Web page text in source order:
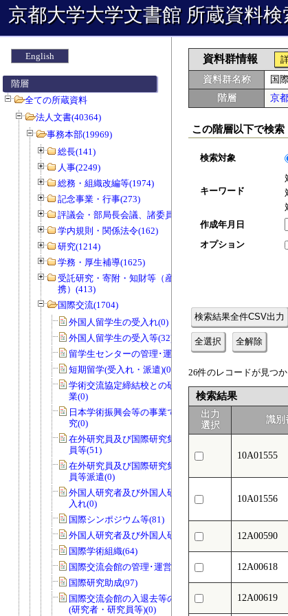
京都大学大学文書館 所蔵資料
English
階層
全ての所蔵資料
法人文書(40364)
事務本部(19969)
総長(141)
人事(2249)
総務・組織改編等(1974)
記念事業・行事(273)
評議会・部局長会議、諸委員会等(1466)
学内規則・関係法令(162)
研究(1214)
学務・厚生補導(1625)
受託研究・寄附・知財等（産官学連
携）(413)
国際交流(1704)
外国人留学生の受入れ(0)
外国人留学生の受入等(32)
留学生センターの管理･運営(0)
短期留学(受入れ・派遣)(0)
学術交流協定締結校との研究者交流事
業(0)
日本学術振興会等の事業で国際協力研
究(0)
在外研究員及び国際研究集会派遣研究
員等(51)
在外研究員及び国際研究集会派遣研究
員等派遣(0)
外国人研究者及び外国人研究員等の受
入れ(0)
国際シンポジウム等(81)
外国人研究者及び外国人研究員等(47)
国際学術組織(64)
国際交流会館の管理･運営等(0)
国際研究助成(97)
国際交流会館の入退去等の届出・許可
(研究者・研究員等)(0)
資料群情報
資料群名称
国
階層
京
この階層以下で検索
検索対象
キーワード
作成年月日
オプション
検索結果全件CSV出力
全選択 全解除
26件のレコードが見つ
検索結果
出力
選択
識別
10A01555
10A01556
12A00590
12A00618
12A00619